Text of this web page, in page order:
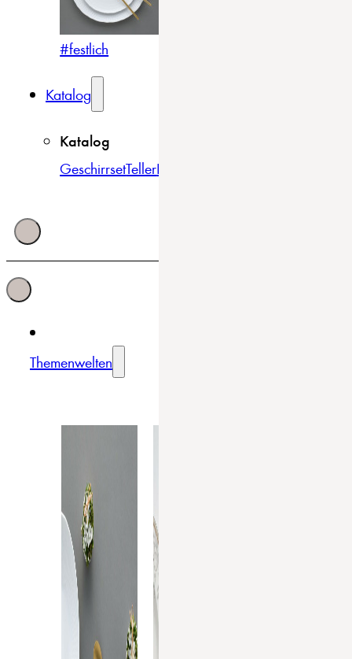
#festlich
Katalog
Katalog
GeschirrsetTellerBowls & Schüsseln
Themenwelten